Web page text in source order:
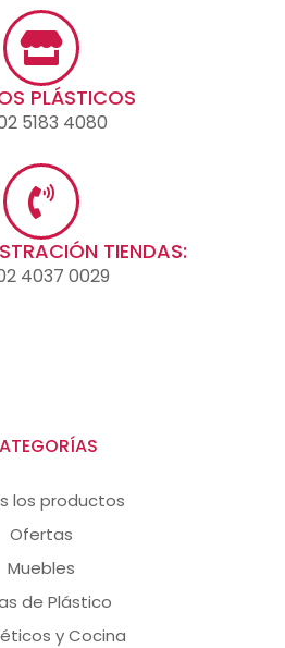
PLÁSTICOS
5183 4080
TIENDAS:
4037 0029
los productos
Ofertas
Muebles
de Plástico
y Cocina